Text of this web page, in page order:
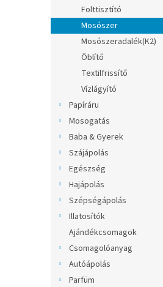
Folttisztító
Mosószer
Mosószeradalék(K2)
Öblítő
Textilfrissítő
Vízlágyító
Papíráru
Mosogatás
Baba & Gyerek
Szájápolás
Egészség
Hajápolás
Szépségápolás
Illatosítók
Ajándékcsomagok
Csomagolóanyag
Autóápolás
Parfüm